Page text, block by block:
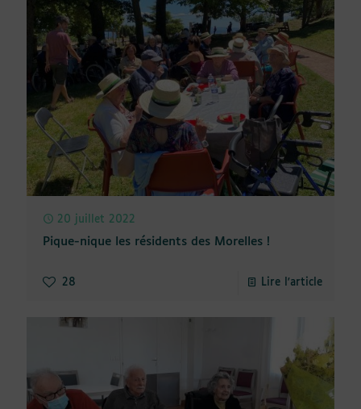
20 juillet 2022
Pique-nique les résidents des Morelles !
28 Lire l'article